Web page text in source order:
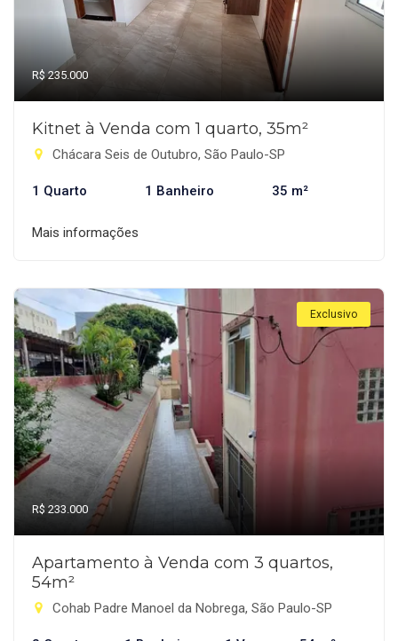
R$ 235.000
Kitnet à Venda com 1 quarto, 35m²
Chácara Seis de Outubro, São Paulo-SP
1 Quarto 1 Banheiro 35 m²
Mais informações
Exclusivo
R$ 233.000
Apartamento à Venda com 3 quartos,
54m²
Cohab Padre Manoel da Nobrega, São Paulo-SP